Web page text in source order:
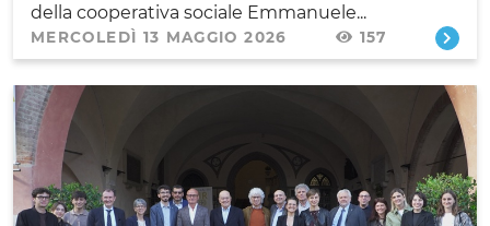
della cooperativa sociale Emmanuele...
MERCOLEDÌ 13 MAGGIO 2026 157